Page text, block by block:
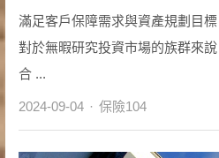
滿足客戶保障需求與資產規劃目
對於無暇研究投資市場的族群來
合 ...
2024-09-04 Author
保險104